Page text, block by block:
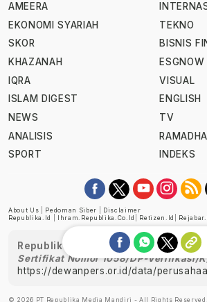
AMEERA
EKONOMI SYARIAH
SKOR
KHAZANAH
IQRA
ISLAM DIGEST
NEWS
ANALISIS
SPORT
TEKNO
BISNIS
ESGNOW
VISUAL
ENGLISH
TV
INDEKS
About Us Pedoman Siber
Disclaimer
Republika.id
Ihram.republika.co.id Retizen.id
Republika telah diverifikasi oleh
Sertifikat Nomor 1058/DP-Verifikasi/
https://dewanpers.or.id/data/
© 2026 PT Republika Media Mandiri - All Rights Reserved.